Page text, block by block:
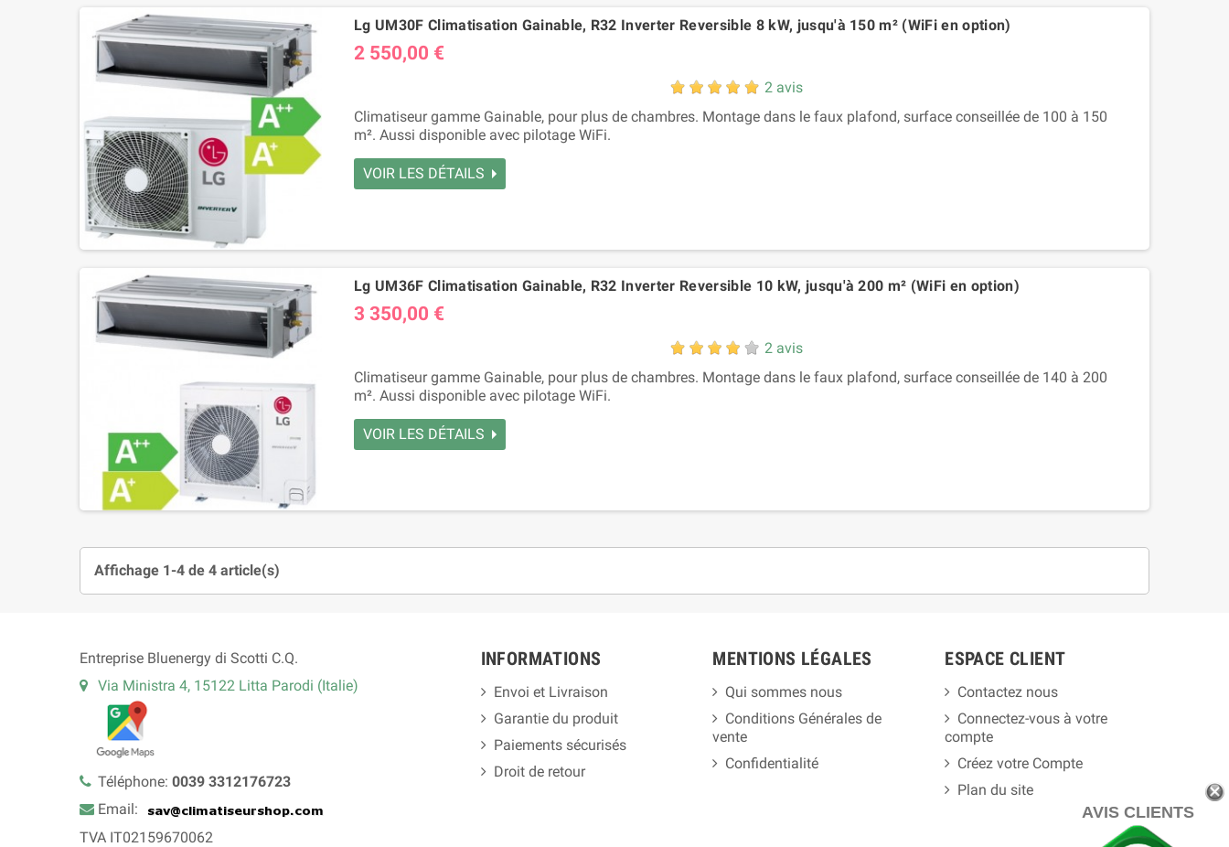
Lg UM30F Climatisation Gainable, R32 Inverter Reversible 8 kW, jusqu'à 150 m² (WiFi en option)
2 550,00 €
2 avis
Climatiseur gamme Gainable, pour plus de chambres. Montage dans le faux plafond, surface conseillée de 100 à 150
m². Aussi disponible avec pilotage WiFi.
VOIR LES DÉTAILS
Lg UM36F Climatisation Gainable, R32 Inverter Reversible 10 kW, jusqu'à 200 m² (WiFi en option)
3 350,00 €
2 avis
Climatiseur gamme Gainable, pour plus de chambres. Montage dans le faux plafond, surface conseillée de 140 à 200
m². Aussi disponible avec pilotage WiFi.
VOIR LES DÉTAILS
Affichage 1-4 de 4 article(s)
Entreprise Bluenergy di Scotti C.Q.
Via Ministra 4, 15122 Litta Parodi (Italie)
Téléphone: 0039 3312176723
Email:
TVA IT02159670062
INFORMATIONS
Envoi et Livraison
Garantie du produit
Paiements sécurisés
Droit de retour
MENTIONS LÉGALES
Qui sommes nous
Conditions Générales de
vente
Confidentialité
ESPACE CLIENT
Contactez nous
Connectez-vous à votre
compte
Créez votre Compte
Plan du site
AVIS CLIENTS